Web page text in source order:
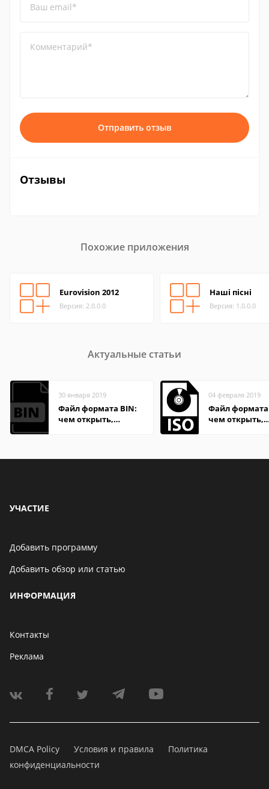
Ваш email*
Комментарий*
Отправить отзыв
Отзывы
Похожие приложения
Eurovision 2012
Версия: 2.0.0.0
Наші пісні
Версия: 1.0.0.0
Актуальные статьи
30 января 2019
Файл формата BIN:
чем открыть,
04 февраля 2019
Файл формата
чем открыть,
УЧАСТИЕ
Добавить программу
Добавить обзор или статью
ИНФОРМАЦИЯ
Контакты
Реклама
DMCA Policy Условия и правила
Политика
конфиденциальности